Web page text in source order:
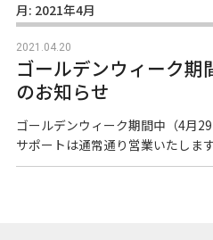
月: 2021年4月
2021.04.20
ゴールデンウィーク期
のお知らせ
ゴールデンウィーク期間中（4月
サポートは通常通り営業いたします